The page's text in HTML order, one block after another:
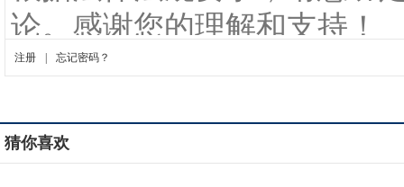
猜你喜欢